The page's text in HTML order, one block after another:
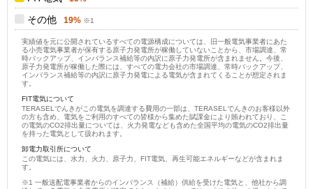
その他 19%
実績値を元に公開されているすべての電源構成については、旧一般電気事業者にあた
る小売電気事業者が保有する原子力発電所が稼働していないことから、市場調達、常
時バックアップ、インバランス補給等の内訳に原子力発電所が含まれません。今後、
原子力発電所が稼働した際には、すべての電力会社の市場調達、常時バックアップ、
インバランス補給等の内訳に原子力発電による電気が含まれてくることが想定されま
す。
FIT電気について
TERASELでんきがこの電気を調達する費用の一部は、TERASELでんきのお客様以外
の方も含め、電気をご利用のすべての皆様から集めた賦課金により賄われており、こ
の電気のCO2排出量については、火力発電なども含めた全国平均の電気のCO2排出量
を持った電気として扱われます。
卸電力取引所について
この電気には、水力、火力、原子力、FIT電気、再生可能エネルギーなどが含まれま
す。
一般送配電事業者からのインバランス（補給）供給を受けた電気と、他社から調